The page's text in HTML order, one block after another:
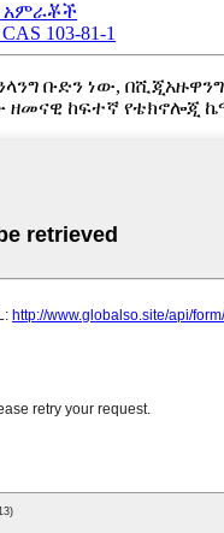
አምራቾች
103-81-1
ቡድን ነው,
ከፍተኛ የቴክኖሎጂ